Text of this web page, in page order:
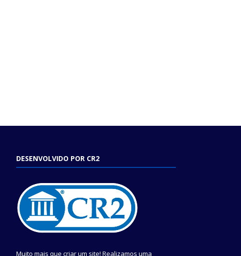
DESENVOLVIDO POR CR2
Muito mais que criar um site! Realizamos uma